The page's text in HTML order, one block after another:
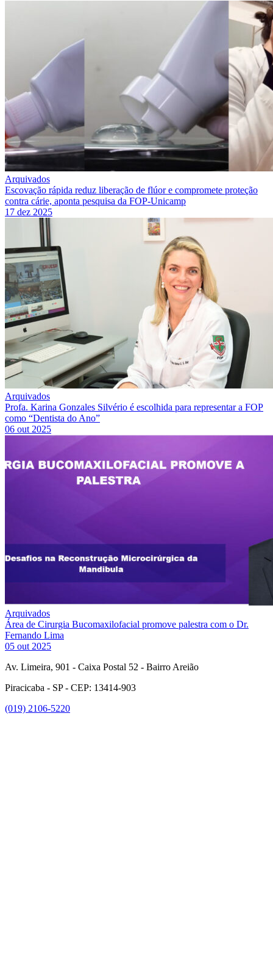
Arquivados
Escovação rápida reduz liberação de flúor e compromete proteção
contra cárie, aponta pesquisa da FOP-Unicamp
17 dez 2025
Arquivados
Profa. Karina Gonzales Silvério é escolhida para representar a FOP
como “Dentista do Ano”
06 out 2025
Arquivados
Área de Cirurgia Bucomaxilofacial promove palestra com o Dr.
Fernando Lima
05 out 2025
Av. Limeira, 901 - Caixa Postal 52 - Bairro Areião
Piracicaba - SP - CEP: 13414-903
(019) 2106-5220